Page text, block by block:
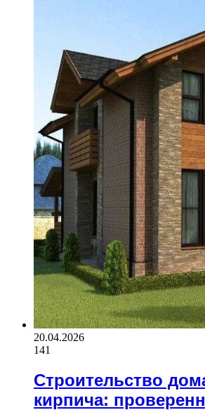
20.04.2026
141
Строительство
кирпича: